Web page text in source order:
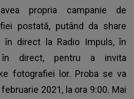
propria campanie de
postată, putând da share
în direct la Radio Impuls, în
în direct, pentru a invita
fotografiei lor. Proba se va
2021, la ora 9:00. Mai